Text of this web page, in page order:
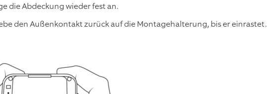
die Abdeckung wieder fest an.
den Außenkontakt zurück auf die Montagehalterung, bis er einrastet.